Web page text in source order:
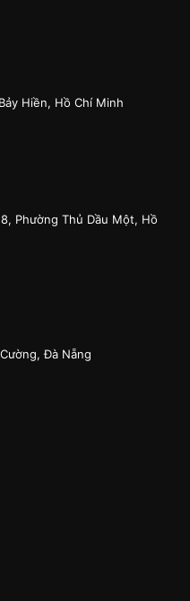
Hiền, Hồ Chí Minh
Phường Thủ Dầu Một, Hồ
Đà Nẵng